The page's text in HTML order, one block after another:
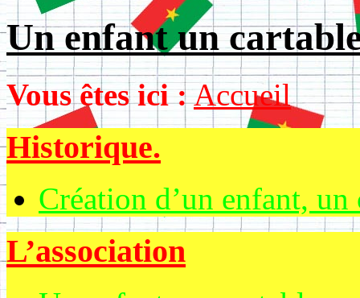
Un enfant un
Vous êtes ici :Accueil
Historique.
Création d’un enfant, un
L’association